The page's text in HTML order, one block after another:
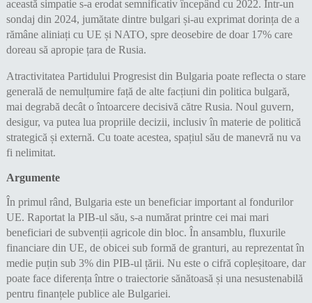
această simpatie s-a erodat semnificativ începând cu 2022. Într-un
sondaj din 2024, jumătate dintre bulgari și-au exprimat dorința de a
rămâne aliniați cu UE și NATO, spre deosebire de doar 17% care
doreau să apropie țara de Rusia.
Atractivitatea Partidului Progresist din Bulgaria poate reflecta o stare
generală de nemulțumire față de alte facțiuni din politica bulgară,
mai degrabă decât o întoarcere decisivă către Rusia. Noul guvern,
desigur, va putea lua propriile decizii, inclusiv în materie de politică
strategică și externă. Cu toate acestea, spațiul său de manevră nu va
fi nelimitat.
Argumente
În primul rând, Bulgaria este un beneficiar important al fondurilor
UE. Raportat la PIB-ul său, s-a numărat printre cei mai mari
beneficiari de subvenții agricole din bloc. În ansamblu, fluxurile
financiare din UE, de obicei sub formă de granturi, au reprezentat în
medie puțin sub 3% din PIB-ul țării. Nu este o cifră copleșitoare, dar
poate face diferența între o traiectorie sănătoasă și una nesustenabilă
pentru finanțele publice ale Bulgariei.